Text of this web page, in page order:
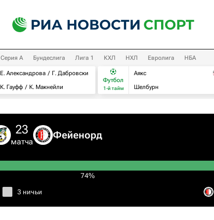
Серия А Бундеслига Лига 1 КХЛ НХЛ Евролига НБА
Е. Александрова
Г. Дабровски
К. Гауфф
К. Макнейли
Футбол
1-й тайм
Аякс
Шелбурн
23
матча
Фейенорд
74%
3 ничьи